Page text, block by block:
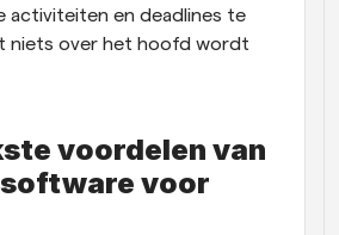
wanneer er iets gebeurt
activiteiten en deadlines te
niets over het hoofd wordt
voordelen van
voor